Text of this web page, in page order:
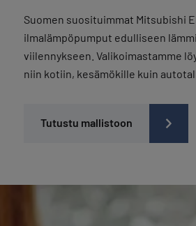
Suomen suosituimmat Mitsubishi
ilmalämpöpumput edulliseen
viilennykseen. Valikoimastamme
niin kotiin, kesämökille kuin
Tutustu mallistoon